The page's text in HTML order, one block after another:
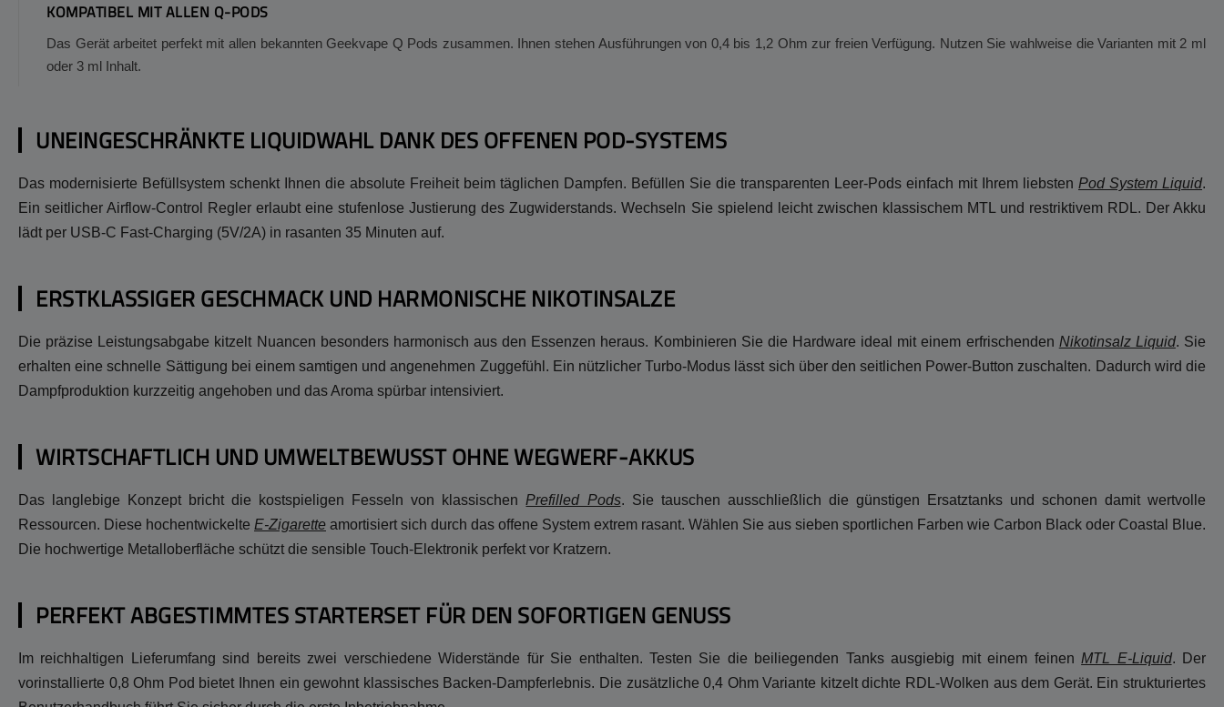
KOMPATIBEL MIT ALLEN Q-PODS
Das Gerät arbeitet perfekt mit allen bekannten Geekvape Q Pods zusammen. Ihnen stehen Ausführungen von 0,4 bis 1,2 Ohm zur freien Verfügung. Nutzen Sie wahlweise die Varianten mit 2 ml
oder 3 ml Inhalt.
UNEINGESCHRÄNKTE LIQUIDWAHL DANK DES OFFENEN POD-SYSTEMS
Das modernisierte Befüllsystem schenkt Ihnen die absolute Freiheit beim täglichen Dampfen. Befüllen Sie die transparenten Leer-Pods einfach mit Ihrem liebsten Pod System Liquid.
Ein seitlicher Airflow-Control Regler erlaubt eine stufenlose Justierung des Zugwiderstands. Wechseln Sie spielend leicht zwischen klassischem MTL und restriktivem RDL. Der Akku
lädt per USB-C Fast-Charging (5V/2A) in rasanten 35 Minuten auf.
ERSTKLASSIGER GESCHMACK UND HARMONISCHE NIKOTINSALZE
Die präzise Leistungsabgabe kitzelt Nuancen besonders harmonisch aus den Essenzen heraus. Kombinieren Sie die Hardware ideal mit einem erfrischenden Nikotinsalz Liquid. Sie
erhalten eine schnelle Sättigung bei einem samtigen und angenehmen Zuggefühl. Ein nützlicher Turbo-Modus lässt sich über den seitlichen Power-Button zuschalten. Dadurch wird die
Dampfproduktion kurzzeitig angehoben und das Aroma spürbar intensiviert.
WIRTSCHAFTLICH UND UMWELTBEWUSST OHNE WEGWERF-AKKUS
Das langlebige Konzept bricht die kostspieligen Fesseln von klassischenPrefilled Pods. Sie tauschen ausschließlich die günstigen Ersatztanks und schonen damit wertvolle
Ressourcen. Diese hochentwickelte E-Zigarette amortisiert sich durch das offene System extrem rasant. Wählen Sie aus sieben sportlichen Farben wie Carbon Black oder Coastal Blue.
Die hochwertige Metalloberfläche schützt die sensible Touch-Elektronik perfekt vor Kratzern.
PERFEKT ABGESTIMMTES STARTERSET FÜR DEN SOFORTIGEN GENUSS
Im reichhaltigen Lieferumfang sind bereits zwei verschiedene Widerstände für Sie enthalten. Testen Sie die beiliegenden Tanks ausgiebig mit einem feinenMTL E-Liquid. Der
vorinstallierte 0,8 Ohm Pod bietet Ihnen ein gewohnt klassisches Backen-Dampferlebnis. Die zusätzliche 0,4 Ohm Variante kitzelt dichte RDL-Wolken aus dem Gerät. Ein strukturiertes